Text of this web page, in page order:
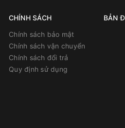
CHÍNH SÁCH
Chính sách bảo mật
Chính sách vận chuyển
Chính sách đổi trả
Quy định sử dụng
BẢN